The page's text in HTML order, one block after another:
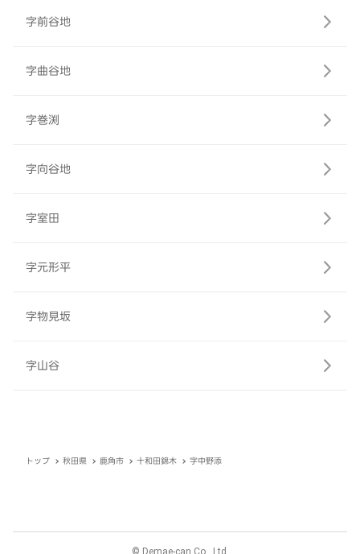
字前谷地
字曲谷地
字巻渕
字向谷地
字室田
字元形平
字物見坂
字山谷
トップ 秋田県 鹿角市 十和田錦木 字中野添
© Demae-can Co., Ltd.